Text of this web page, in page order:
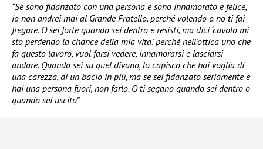
“Se sono fidanzato con una persona e sono innamorato e felice,
io non andrei mai al Grande Fratello, perché volendo o no ti fai
fregare. O sei forte quando sei dentro e resisti, ma dici ‘cavolo mi
sto perdendo la chance della mia vita’, perché nell’ottica uno che
fa questo lavoro, vuol farsi vedere, innamorarsi e lasciarsi
andare. Quando sei su quel divano, lo capisco che hai voglia di
una carezza, di un bacio in più, ma se sei fidanzato seriamente e
hai una persona fuori, non farlo. O ti segano quando sei dentro o
quando sei uscito”